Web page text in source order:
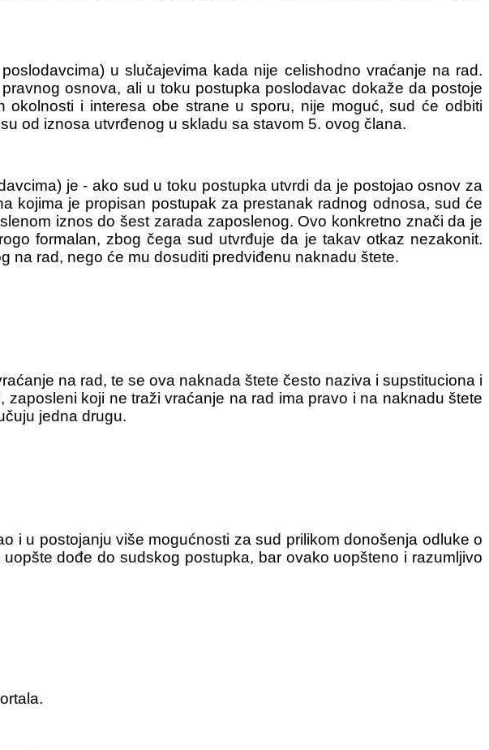
u slučajevima kada nije celishodno vraćanje na rad.
osnova, ali u toku postupka poslodavac dokaže da postoje
i interesa obe strane u sporu, nije moguć, sud će odbiti
od iznosa utvrđenog u skladu sa stavom 5. ovog člana.
je - ako sud u toku postupka utvrdi da je postojao osnov za
kojima je propisan postupak za prestanak radnog odnosa, sud će
iznos do šest zarada zaposlenog. Ovo konkretno znači da je
formalan, zbog čega sud utvrđuje da je takav otkaz nezakonit.
na rad, nego će mu dosuditi predviđenu naknadu štete.
na rad, te se ova naknada štete često naziva i supstituciona i
koji ne traži vraćanje na rad ima pravo i na naknadu štete
jedna drugu.
i u postojanju više mogućnosti za sud prilikom donošenja odluke o
dođe do sudskog postupka, bar ovako uopšteno i razumljivo